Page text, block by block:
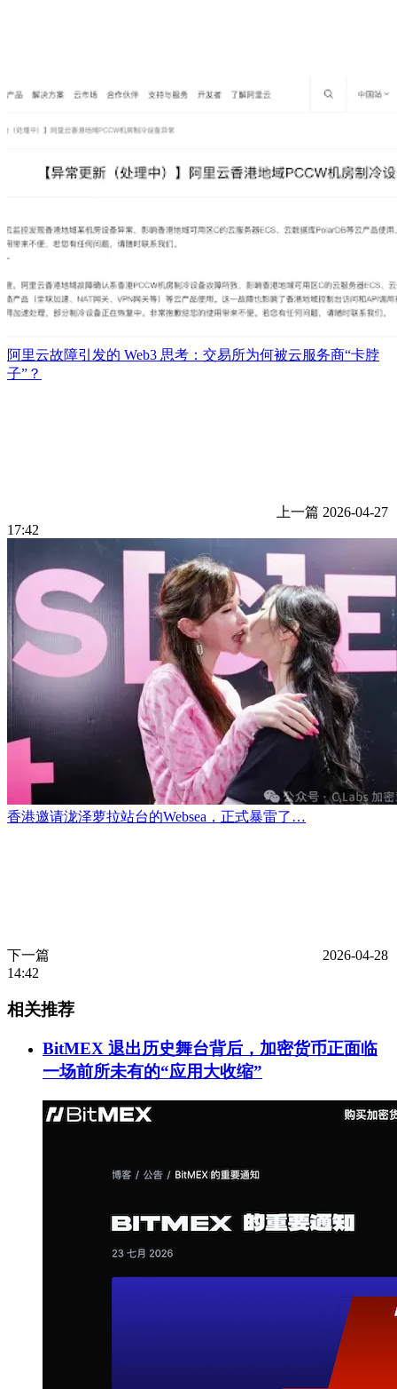
阿里云故障引发的 Web3 思考：交易所为何被云服务商“卡脖
子”？
上一篇 2026-04-27
17:42
香港邀请泷泽萝拉站台的Websea，正式暴雷了…
下一篇
2026-04-28
14:42
相关推荐
BitMEX 退出历史舞台背后，加密货币正面临
一场前所未有的“应用大收缩”